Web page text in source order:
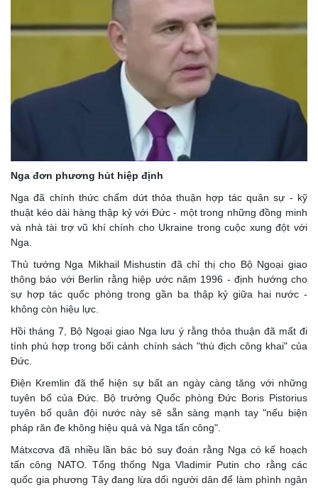
Nga đơn phương hủt hiệp định
Nga đã chính thức chấm dứt thỏa thuận hợp tác quân sự - kỹ
thuật kéo dài hàng thập kỷ với Đức - một trong những đồng minh
và nhà tài trợ vũ khí chính cho Ukraine trong cuộc xung đột với
Nga.
Thủ tướng Nga Mikhail Mishustin đã chỉ thị cho Bộ Ngoại giao
thông báo với Berlin rằng hiệp ước năm 1996 - định hướng cho
sự hợp tác quốc phòng trong gần ba thập kỷ giữa hai nước -
không còn hiệu lực.
Hồi tháng 7, Bộ Ngoại giao Nga lưu ý rằng thỏa thuận đã mất đi
tính phù hợp trong bối cảnh chính sách "thù địch công khai" của
Đức.
Điện Kremlin đã thể hiện sự bất an ngày càng tăng với những
tuyên bố của Đức. Bộ trưởng Quốc phòng Đức Boris Pistorius
tuyên bố quân đội nước này sẽ sẵn sàng mạnh tay "nếu biện
pháp răn đe không hiệu quả và Nga tấn công".
Mátxcơva đã nhiều lần bác bỏ suy đoán rằng Nga có kế hoạch
tấn công NATO. Tổng thống Nga Vladimir Putin cho rằng các
quốc gia phương Tây đang lừa dối người dân để làm phình ngân